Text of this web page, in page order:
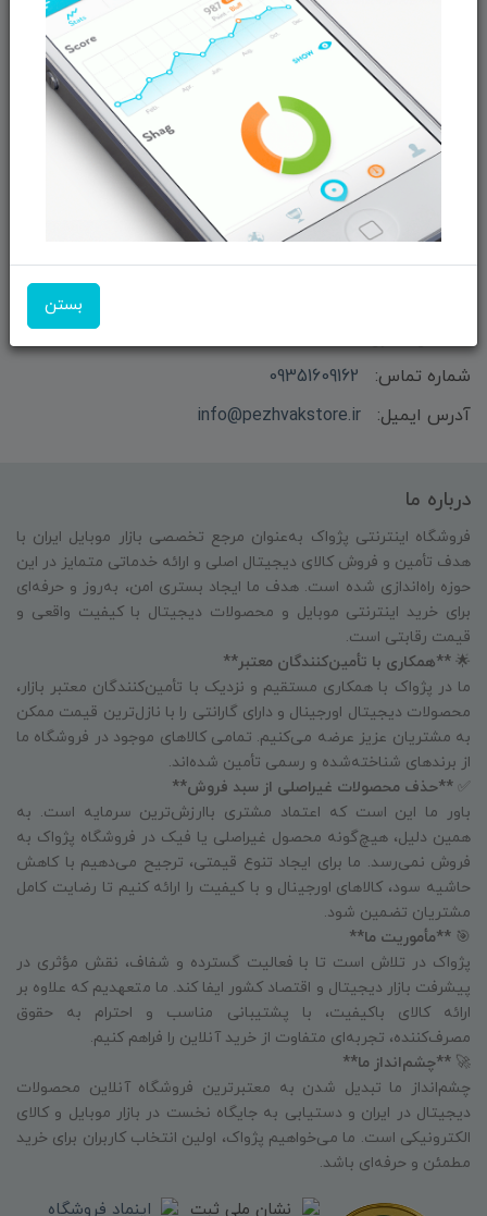
بستن
از تخفیف‌ها و جدیدترین‌های فروشگاه ما باخبر شوید:
ثبت‌نام
ما را در شبکه‌های اجتماعی دنبال کنید:
بازرگانی و فروش محصولات MSI ماتریکس - جناب آقای
شماره تماس:
09351609162
آدرس ایمیل:
info@pezhvakstore.ir
درباره ما
فروشگاه اینترنتی پژواک به‌عنوان مرجع تخصصی بازار موبایل ایران با
هدف تأمین و فروش کالای دیجیتال اصلی و ارائه خدماتی متمایز در این
حوزه راه‌اندازی شده است. هدف ما ایجاد بستری امن، به‌روز و حرفه‌ای
برای خرید اینترنتی موبایل و محصولات دیجیتال با کیفیت واقعی و
قیمت رقابتی است.
🌟 **همکاری با تأمین‌کنندگان معتبر**
ما در پژواک با همکاری مستقیم و نزدیک با تأمین‌کنندگان معتبر بازار،
محصولات دیجیتال اورجینال و دارای گارانتی را با نازل‌ترین قیمت ممکن
به مشتریان عزیز عرضه می‌کنیم. تمامی کالاهای موجود در فروشگاه ما
از برندهای شناخته‌شده و رسمی تأمین شده‌اند.
✅ **حذف محصولات غیراصلی از سبد فروش**
باور ما این است که اعتماد مشتری باارزش‌ترین سرمایه است. به
همین دلیل، هیچ‌گونه محصول غیراصلی یا فیک در فروشگاه پژواک به
فروش نمی‌رسد. ما برای ایجاد تنوع قیمتی، ترجیح می‌دهیم با کاهش
حاشیه سود، کالاهای اورجینال و با کیفیت را ارائه کنیم تا رضایت کامل
مشتریان تضمین شود.
🎯 **مأموریت ما**
پژواک در تلاش است تا با فعالیت گسترده و شفاف، نقش مؤثری در
پیشرفت بازار دیجیتال و اقتصاد کشور ایفا کند. ما متعهدیم که علاوه بر
ارائه کالای باکیفیت، با پشتیبانی مناسب و احترام به حقوق
مصرف‌کننده، تجربه‌ای متفاوت از خرید آنلاین را فراهم کنیم.
🚀 **چشم‌انداز ما**
چشم‌انداز ما تبدیل شدن به معتبرترین فروشگاه آنلاین محصولات
دیجیتال در ایران و دستیابی به جایگاه نخست در بازار موبایل و کالای
الکترونیکی است. ما می‌خواهیم پژواک، اولین انتخاب کاربران برای خرید
مطمئن و حرفه‌ای باشد.